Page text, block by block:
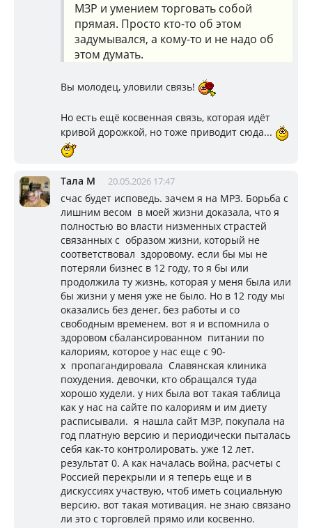
МЗР и умением торговать собой
прямая. Просто кто-то об этом
задумывался, а кому-то и не надо об
этом думать.
Вы молодец, уловили связь!
Но есть ещё косвенная связь, которая идёт
кривой дорожкой, но тоже приводит сюда...
Тала М 20.05.2026 17:47
счас будет исповедь. зачем я на МРЗ. Борьба с
лишним весом в моей жизни доказала, что я
полностью во власти низменных страстей
связанных с образом жизни, который не
соответствовал здоровому. если бы мы не
потеряли бизнес в 12 году, то я бы или
продолжила ту жизнь, которая у меня была или
бы жизни у меня уже не было. Но в 12 году мы
оказались без денег, без работы и со
свободным временем. вот я и вспомнила о
здоровом сбалансированном питании по
калориям, которое у нас еще с 90-
х пропагандировала Славянская клиника
похудения. девочки, кто обращался туда
хорошо худели. у них была вот такая таблица
как у нас на сайте по калориям и им диету
расписывали. я нашла сайт МЗР, покупала на
год платную версию и периодически пыталась
себя как-то контролировать. уже 12 лет.
результат 0. А как началась война, расчеты с
Россией перекрыли и я теперь еще и в
дискуссиях участвую, чтоб иметь социальную
версию. вот такая мотивация. не знаю связано
ли это с торговлей прямо или косвенно.